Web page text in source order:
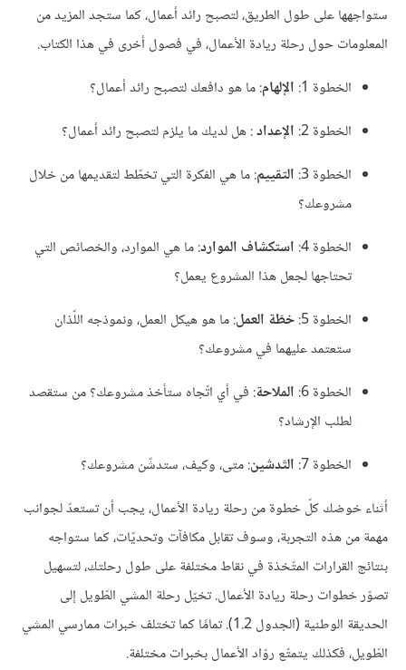
ستواجهها على طول الطريق، لتصبح رائد أعمال، كما ستجد المزيد من
المعلومات حول رحلة ريادة الأعمال، في فصول أخرى في هذا الكتاب.
الخطوة 1:
الإلهام: ما هو دافعك لتصبح رائد أعمال؟
الخطوة 2:
الإعداد: هل لديك ما يلزم لتصبح رائد أعمال؟
الخطوة 3:
التقييم: ما هي الفكرة التي تخطّط لتقديمها من خلال
مشروعك؟
الخطوة 4:
استكشاف الموارد: ما هي الموارد، والخصائص التي
تحتاجها لجعل هذا المشروع يعمل؟
الخطوة 5:
خطّة العمل: ما هو هيكل العمل، ونموذجه اللّذان
ستعتمد عليهما في مشروعك؟
الخطوة 6:
الملاحة: في أي اتّجاه ستأخذ مشروعك؟ من ستقصد
لطلب الإرشاد؟
الخطوة 7:
التّدشين: متى، وكيف، ستدشّن مشروعك؟
أثناء خوضك كلّ خطوة من رحلة ريادة الأعمال، يجب أن تستعدّ لجوانب
مهمة من هذه التجربة، وسوف تقابل مكافآت وتحديّات، كما ستواجه
بنتائج القرارات المتّخذة في نقاط مختلفة على طول رحلتك، لتسهيل
تصوّر خطوات رحلة ريادة الأعمال. تخيّل رحلة المشي الطّويل إلى
الحديقة الوطنية (الجدول 1.2). تمامًا كما تختلف خبرات ممارسي المشي
الطّويل، فكذلك يتمتّع روّاد الأعمال بخبرات مختلفة.